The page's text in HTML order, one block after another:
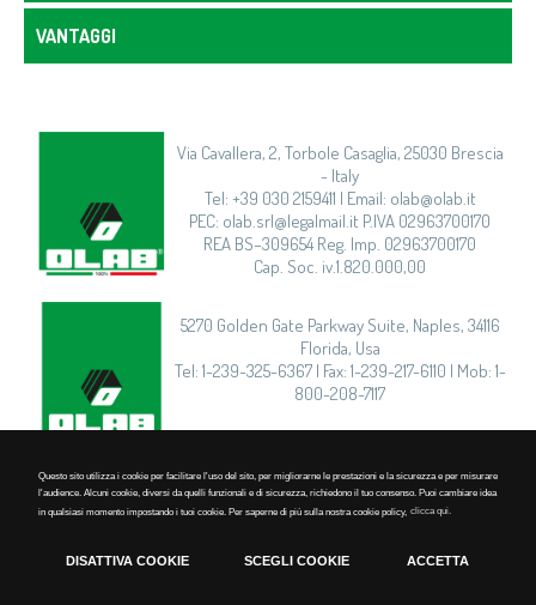
Questo sito utilizza i cookie per facilitare l'uso del sito, per migliorarne le prestazioni e la sicurezza e per misurare
l'audience. Alcuni cookie, diversi da quelli funzionali e di sicurezza, richiedono il tuo consenso. Puoi cambiare idea
in qualsiasi momento impostando i tuoi cookie. Per saperne di più sulla nostra cookie policy, clicca qui.
DISATTIVA COOKIE SCEGLI COOKIE ACCETTA
VANTAGGI
Via Cavallera, 2, Torbole Casaglia, 25030 Brescia
- Italy
Tel: +39 030 2159411 | Email: olab@olab.it
PEC: olab.srl@legalmail.it P.IVA 02963700170
REA BS–309654 Reg. Imp. 02963700170
Cap. Soc. iv.1.820.000,00
5270 Golden Gate Parkway Suite, Naples, 34116
Florida, Usa
Tel: 1-239-325-6367 | Fax: 1-239-217-6110 | Mob: 1-
800-208-7117
Privacy|Cookie Policy|